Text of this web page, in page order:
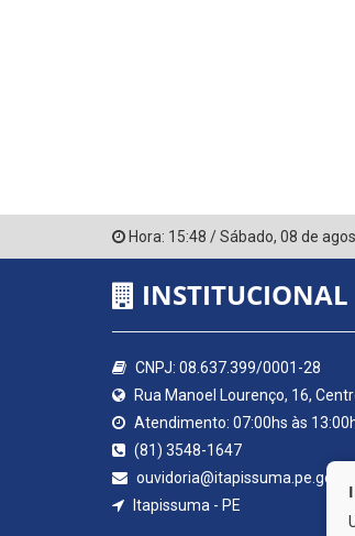
Hora: 15:48 /Sábado, 08 de
INSTITUCIONAL
CNPJ: 08.637.399/0001-28
Rua Manoel Lourenço, 16,
Atendimento: 07:00hs às
(81) 3548-1647
ouvidoria@itapissuma.pe.gov.br
Itapissuma - PE